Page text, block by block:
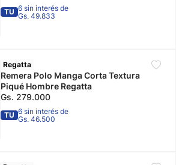
TU 6 sin interés de
Gs. 49.833
Regatta
Remera Polo Manga Corta Textura
Piqué Hombre Regatta
Gs. 279.000
TU 6 sin interés de
Gs. 46.500